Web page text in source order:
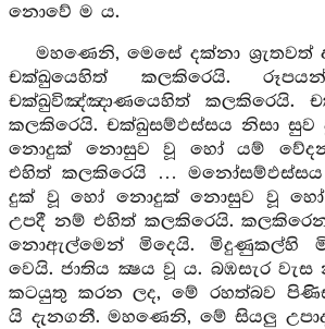
නොවේ ම ය.
මහණෙනි, මෙසේ දක්නා ශ්‍රැතවත්
චක්ඛුයෙහිත් කලකිරෙයි.
චක්ඛුවිඤ්ඤාණයෙහිත් කලකිරෙයි.
කලකිරෙයි. චක්ඛුසම්ඵස්සය නිසා
නොදුක් නොසුව වූ හෝ යම්
එහිත් කලකිරෙයි …
දුක් වූ හෝ නොදුක් නොසුව වූ හෝ
උපදී නම් එහිත් කලකිරෙයි.
නොඇල්මෙන් මිදෙයි. මිදුණුකල්හි
වෙයි. ජාතිය ක්‍ෂය වූ ය. බඹසැර
කටයුතු කරන ලද, මේ රහත්බව
යි දැනගනී. මහණෙනි, මේ සියලු